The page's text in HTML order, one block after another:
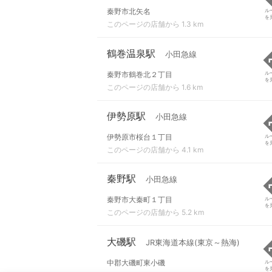
秦野市北矢名
このページの店舗から 1.3 km
ル
を
鶴巻温泉駅 小田急線
秦野市鶴巻北２丁目
このページの店舗から 1.6 km
ル
を
伊勢原駅 小田急線
伊勢原市桜台１丁目
このページの店舗から 4.1 km
ル
を
秦野駅 小田急線
秦野市大秦町１丁目
このページの店舗から 5.2 km
ル
を
大磯駅 JR東海道本線(東京～熱海)
中郡大磯町東小磯
ル
を